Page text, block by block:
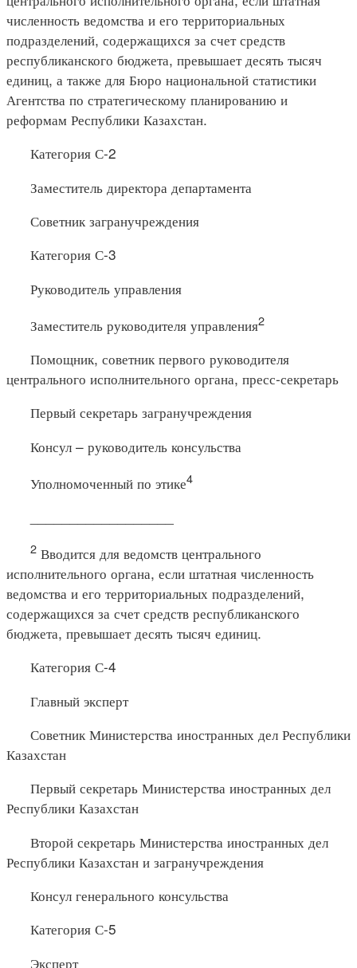
численность ведомства и его территориальных
подразделений, содержащихся за счет средств
республиканского бюджета, превышает десять тысяч
единиц, а также для Бюро национальной статистики
Агентства по стратегическому планированию и
реформам Республики Казахстан.
Категория С-2
Заместитель директора департамента
Советник загранучреждения
Категория С-3
Руководитель управления
Заместитель руководителя управления2
Помощник, советник первого руководителя
центрального исполнительного органа, пресс-секретарь
Первый секретарь загранучреждения
Консул – руководитель консульства
Уполномоченный по этике4
2 Вводится для ведомств центрального
исполнительного органа, если штатная численность
ведомства и его территориальных подразделений,
содержащихся за счет средств республиканского
бюджета, превышает десять тысяч единиц.
Категория С-4
Главный эксперт
Советник Министерства иностранных дел Республики
Казахстан
Первый секретарь Министерства иностранных дел
Республики Казахстан
Второй секретарь Министерства иностранных дел
Республики Казахстан и загранучреждения
Консул генерального консульства
Категория С-5
Эксперт